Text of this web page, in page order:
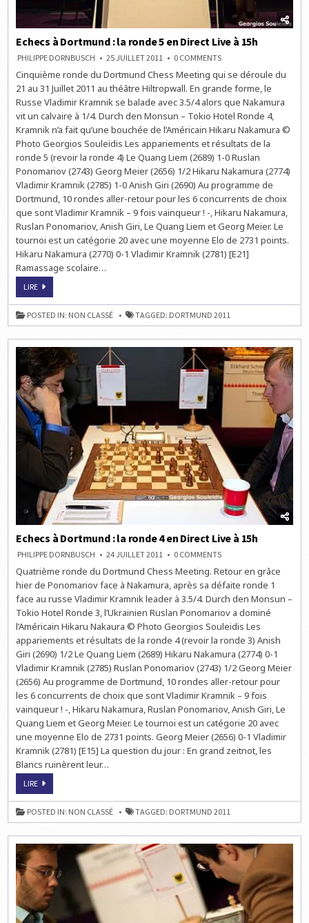
Echecs à Dortmund : la ronde 5 en Direct Live à 15h
PHILIPPE DORNBUSCH 25 JUILLET 2011 0 COMMENTSON
À
:
RONDE
5
DIRECT
LIVE
À
15H
Cinquième ronde du Dortmund Chess Meeting qui se déroule du
21 au 31 Juillet 2011 au théâtre Hiltropwall. En grande forme, le
Russe Vladimir Kramnik se balade avec 3.5/4 alors que Nakamura
vit un calvaire à 1/4. Durch den Monsun – Tokio Hotel Ronde 4,
Kramnik n’a fait qu’une bouchée de l’Américain Hikaru Nakamura ©
Photo Georgios Souleidis Les appariements et résultats de la
ronde 5 (revoir la ronde 4) Le Quang Liem (2689) 1-0 Ruslan
Ponomariov (2743) Georg Meier (2656) 1/2 Hikaru Nakamura (2774)
Vladimir Kramnik (2785) 1-0 Anish Giri (2690) Au programme de
Dortmund, 10 rondes aller-retour pour les 6 concurrents de choix
que sont Vladimir Kramnik – 9 fois vainqueur ! -, Hikaru Nakamura,
Ruslan Ponomariov, Anish Giri, Le Quang Liem et Georg Meier. Le
tournoi est un catégorie 20 avec une moyenne Elo de 2731 points.
Hikaru Nakamura (2770) 0-1 Vladimir Kramnik (2781) [E21]
Ramassage scolaire…
LIREECHECS
DORTMUND
:
LA
RONDE
DIRECT
LIVE
À
15H
POSTED IN: NON CLASSÉ TAGGED: DORTMUND 2011
Echecs à Dortmund : la ronde 4 en Direct Live à 15h
PHILIPPE DORNBUSCH 24 JUILLET 2011 0 COMMENTSON
À
DORTMUND
:
LA
RONDE
4
DIRECT
À
15H
Quatrième ronde du Dortmund Chess Meeting. Retour en grâce
hier de Ponomariov face à Nakamura, après sa défaite ronde 1
face au russe Vladimir Kramnik leader à 3.5/4. Durch den Monsun –
Tokio Hotel Ronde 3, l’Ukrainien Ruslan Ponomariov a dominé
l’Américain Hikaru Nakaura © Photo Georgios Souleidis Les
appariements et résultats de la ronde 4 (revoir la ronde 3) Anish
Giri (2690) 1/2 Le Quang Liem (2689) Hikaru Nakamura (2774) 0-1
Vladimir Kramnik (2785) Ruslan Ponomariov (2743) 1/2 Georg Meier
(2656) Au programme de Dortmund, 10 rondes aller-retour pour
les 6 concurrents de choix que sont Vladimir Kramnik – 9 fois
vainqueur ! -, Hikaru Nakamura, Ruslan Ponomariov, Anish Giri, Le
Quang Liem et Georg Meier. Le tournoi est un catégorie 20 avec
une moyenne Elo de 2731 points. Georg Meier (2656) 0-1 Vladimir
Kramnik (2781) [E15] La question du jour : En grand zeitnot, les
Blancs ruinèrent leur…
LIREECHECS
DORTMUND
:
LA
RONDE
DIRECT
LIVE
À
15H
POSTED IN: NON CLASSÉ TAGGED: DORTMUND 2011